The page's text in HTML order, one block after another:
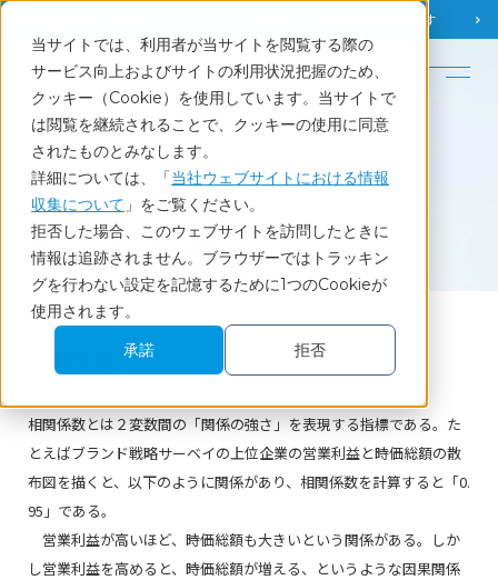
当サイトでは、利用者が当サイトを閲覧する際の
サービス向上およびサイトの利用状況把握のため、
クッキー（Cookie）を使用しています。当サイトで
は閲覧を継続されることで、クッキーの使用に同意
されたものとみなします。
詳細については、「当社ウェブサイトにおける情報
収集について 」をご覧ください。
拒否した場合、このウェブサイトを訪問したときに
情報は追跡されません。ブラウザーではトラッキン
グを行わない設定を記憶するために1つのCookieが
使用されます。
承諾
拒否
お役立ち情報を探す
English
ホーム 調査・統計用語集 相関係数
Glossary
調査・統計用語集
相関係数とは２変数間の「関係の強さ」を表現する指標である。た
とえばブランド戦略サーベイの上位企業の営業利益と時価総額の散
布図を描くと、以下のように関係があり、相関係数を計算すると「0.
95」である。
営業利益が高いほど、時価総額も大きいという関係がある。しか
し営業利益を高めると、時価総額が増える、というような因果関係